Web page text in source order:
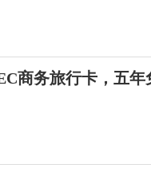
商务旅行卡，五年